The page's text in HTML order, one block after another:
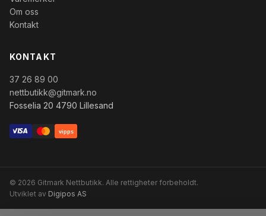
Om oss
Kontakt
KONTAKT
37 26 89 00
nettbutikk@gitmark.no
Fosselia 20 4790 Lillesand
vipps
© 2026 Gitmark Nettbutikk. Alle rettigheter forbeholdt.
Utviklet av Digipos AS